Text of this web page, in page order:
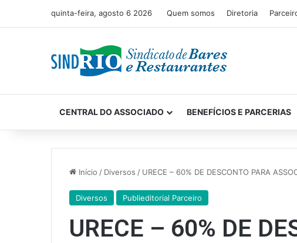
quinta-feira, agosto 6 2026 Quem somos Diretoria
CENTRAL DO ASSOCIADO BENEFÍCIOS E PARCERIAS
Início / Diversos / URECE – 60% DE DESCONTO PARA
Diversos Publieditorial Parceiro
URECE – 60% DE